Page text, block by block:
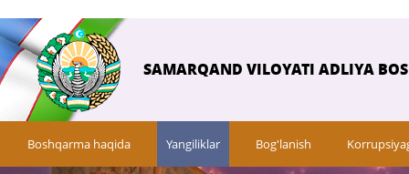
SAMARQAND VILOYATI ADLIYA
Boshqarma haqida Yangiliklar Bog'lanish